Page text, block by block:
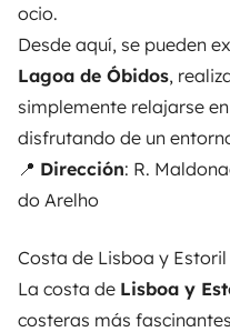
ocio.
Desde aquí, se pueden
Lagoa de Óbidos,
simplemente relajarse
disfrutando de un
📍 Dirección: R.
do Arelho
Costa de Lisboa y Estoril
La costa de Lisboa y
costeras más